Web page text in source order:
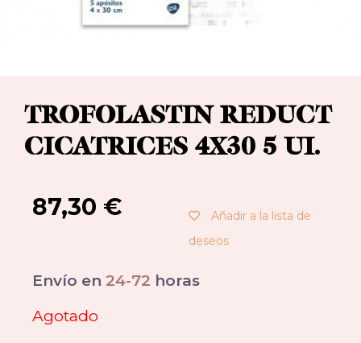
TROFOLASTIN REDUCT
CICATRICES 4X30 5 UI.
87,30 €
Añadir a la lista de
deseos
Envío en 24-72 horas
Agotado